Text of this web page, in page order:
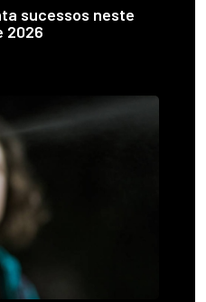
sucessos neste
2026